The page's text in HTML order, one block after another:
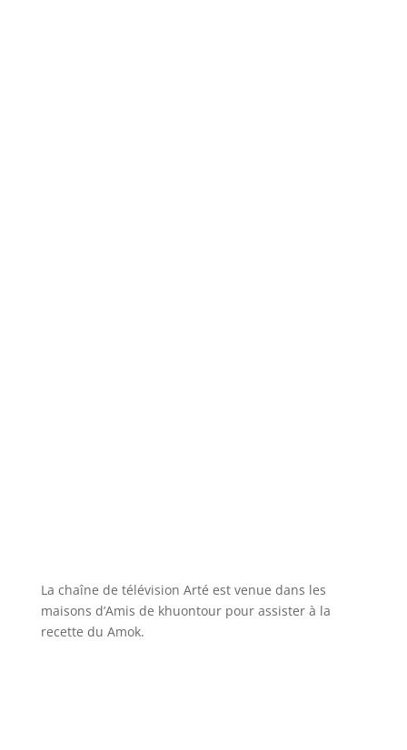
La chaîne de télévision Arté est venue dans les
maisons d’Amis de khuontour pour assister à la
recette du Amok.